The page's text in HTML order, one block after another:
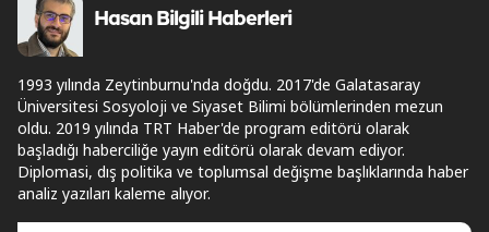
Hasan Bilgili Haberleri
1993 yılında Zeytinburnu'nda doğdu. 2017'de Galatasaray
Üniversitesi Sosyoloji ve Siyaset Bilimi bölümlerinden mezun
oldu. 2019 yılında TRT Haber'de program editörü olarak
başladığı haberciliğe yayın editörü olarak devam ediyor.
Diplomasi, dış politika ve toplumsal değişme başlıklarında haber
analiz yazıları kaleme alıyor.